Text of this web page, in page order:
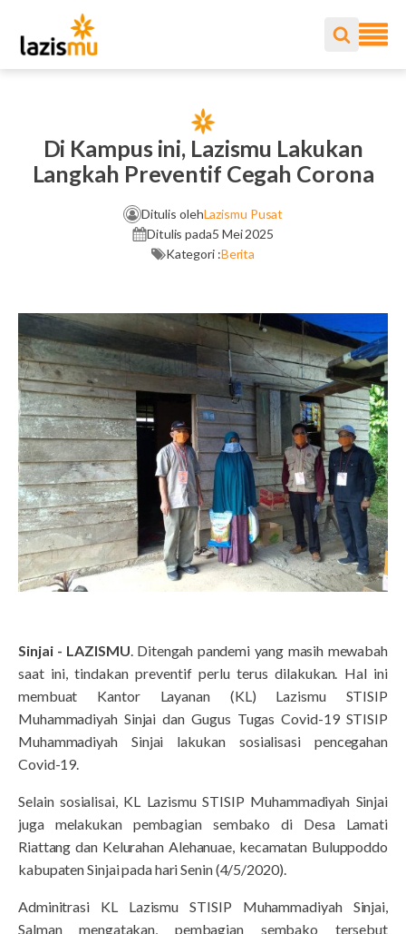
Di Kampus ini, Lazismu Lakukan
Langkah Preventif Cegah Corona
Ditulis olehLazismu Pusat
Ditulis pada5 Mei 2025
Kategori :Berita
Sinjai - LAZISMU . Ditengah pandemi yang masih mewabah
saat ini, tindakan preventif perlu terus dilakukan. Hal ini
membuat Kantor Layanan (KL) Lazismu STISIP
Muhammadiyah Sinjai dan Gugus Tugas Covid-19 STISIP
Muhammadiyah Sinjai lakukan sosialisasi pencegahan
Covid-19.
Selain sosialisai, KL Lazismu STISIP Muhammadiyah Sinjai
juga melakukan pembagian sembako di Desa Lamati
Riattang dan Kelurahan Alehanuae, kecamatan Buluppoddo
kabupaten Sinjai pada hari Senin (4/5/2020).
Adminitrasi KL Lazismu STISIP Muhammadiyah Sinjai,
Salman mengatakan, pembagian sembako tersebut